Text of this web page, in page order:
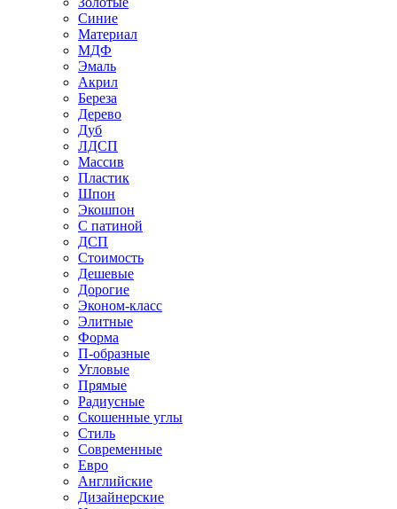
Синие
Материал
МДФ
Эмаль
Акрил
Береза
Дерево
Дуб
ЛДСП
Массив
Пластик
Шпон
Экошпон
С патиной
ДСП
Стоимость
Дешевые
Дорогие
Эконом-класс
Элитные
Форма
П-образные
Угловые
Прямые
Радиусные
Скошенные углы
Стиль
Современные
Евро
Английские
Дизайнерские